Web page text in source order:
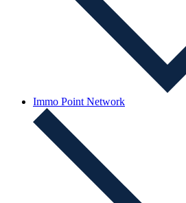
Immo Point Network